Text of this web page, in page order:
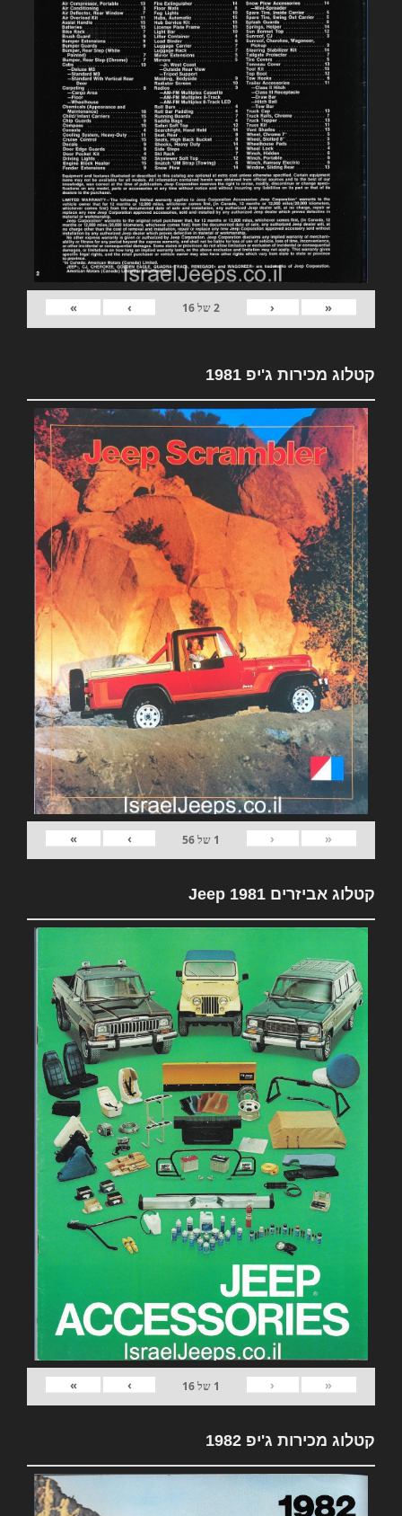
«
‹
2של16
›
»
קטלוג מכירות ג'יפ 1981
«
‹
1 של56
›
»
קטלוג אביזרים 1981 Jeep
«
‹
1 של16
›
»
קטלוג מכירות ג'יפ 1982